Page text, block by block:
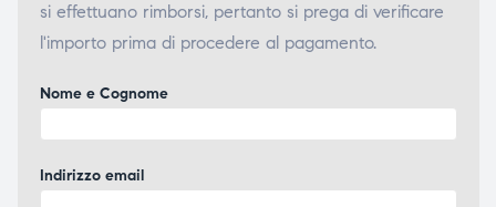
si effettuano rimborsi, pertanto si prega di verificare
l'importo prima di procedere al pagamento.
Nome e Cognome
Indirizzo email